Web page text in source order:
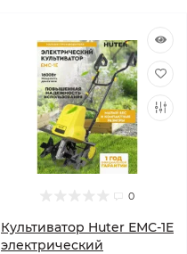
0
Культиватор Huter ЕМС-1E
электрический